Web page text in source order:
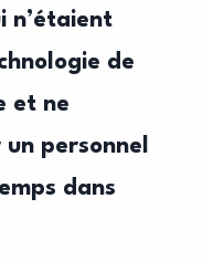
n’étaient
de
et ne
personnel
dans